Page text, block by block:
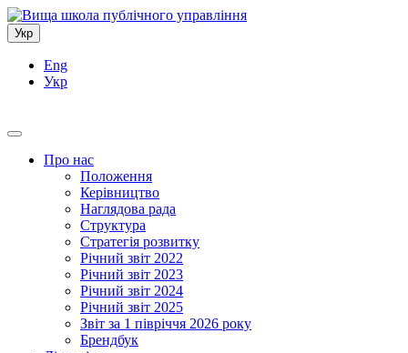
Укр
Eng
Укр
Про нас
Положення
Керівництво
Наглядова рада
Структура
Стратегія розвитку
Річний звіт 2022
Річний звіт 2023
Річний звіт 2024
Річний звіт 2025
Звіт за 1 півріччя 2026 року
Брендбук